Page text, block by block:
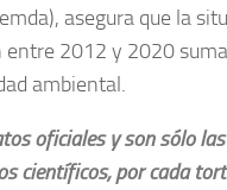
asegura que la
entre 2012 y 2020
ambiental.
oficiales y son sólo
científicos, por cada